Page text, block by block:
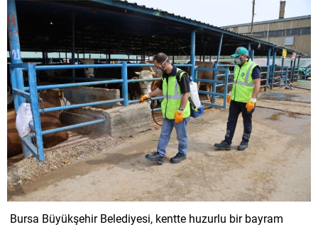
Bursa Büyükşehir Belediyesi, kentte huzurlu bir bayram